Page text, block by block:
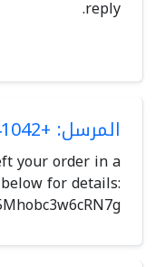
reply.
المرسل: +18339641042
your order in a
for details: